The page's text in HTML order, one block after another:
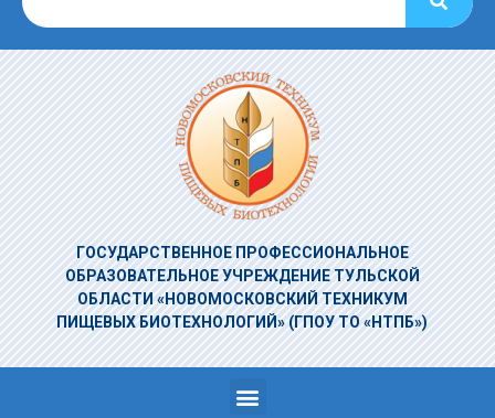
ГОСУДАРСТВЕННОЕ ПРОФЕССИОНАЛЬНОЕ
ОБРАЗОВАТЕЛЬНОЕ УЧРЕЖДЕНИЕТУЛЬСКОЙ
ОБЛАСТИ «НОВОМОСКОВСКИЙ ТЕХНИКУМ
ПИЩЕВЫХ БИОТЕХНОЛОГИЙ» (ГПОУ ТО «НТПБ»)